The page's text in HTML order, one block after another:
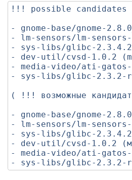
!!! possible candidates
- gnome-base/gnome-
- lm-sensors/lm-
- sys-libs/glibc-
- dev-util/cvsd-1.0.2
- media-video/ati-gatos-
- sys-libs/glibc-2.3.2-
( !!! возможные
- gnome-base/gnome-
- lm-sensors/lm-
- sys-libs/glibc-
- dev-util/cvsd-1.0.2
- media-video/ati-gatos-